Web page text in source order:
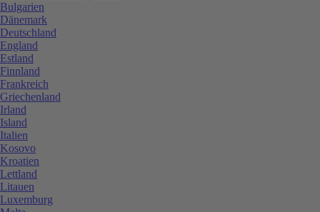
Bulgarien
Dänemark
Deutschland
England
Estland
Finnland
Frankreich
Griechenland
Irland
Island
Italien
Kosovo
Kroatien
Lettland
Litauen
Luxemburg